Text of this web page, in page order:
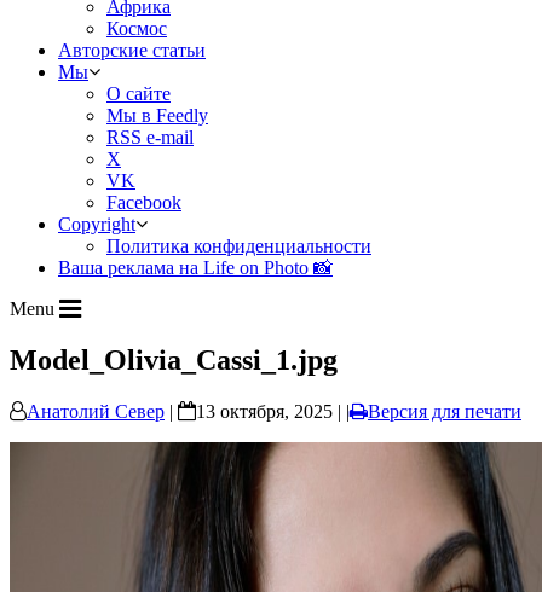
Африка
Космос
Авторские статьи
Мы
О сайте
Мы в Feedly
RSS e-mail
X
VK
Facebook
Copyright
Политика конфиденциальности
Ваша реклама на Life on Photo 📸
Menu
Model_Olivia_Cassi_1.jpg
Анатолий Север | 13 октября, 2025 | | Версия для печати